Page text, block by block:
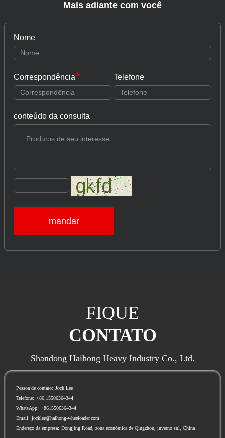
Mais adiante com você
Nome
Correspondência Telefone
conteúdo da consulta
mandar
FIQUE
CONTATO
Shandong Haihong Heavy Industry Co., Ltd.
Pessoa de contato: Jock Lee
Telefone: +86 15506364344
WhatsApp: +8615506364344
Email: jocklee@haihong-wheeloader.com
Endereço da empresa: Dongjing Road, zona económica de Qingzhou, inverno sul, China